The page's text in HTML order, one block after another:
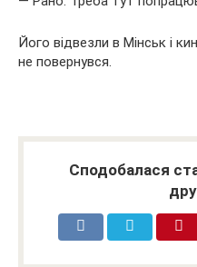
Його відвезли в Мінськ і
не повернувся.
Сподобалася